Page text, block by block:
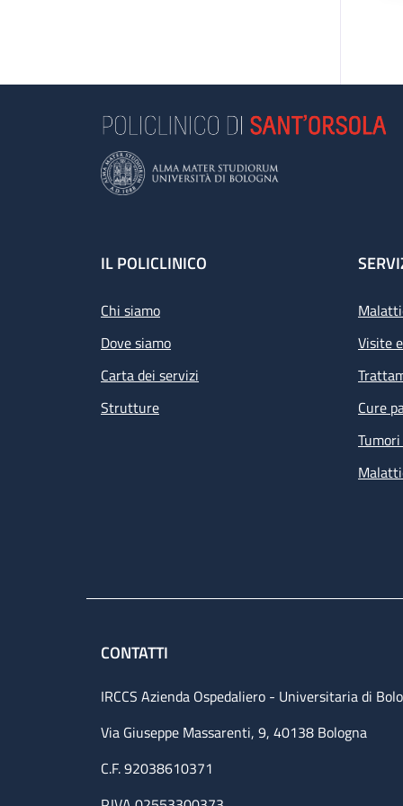
Footer
IL POLICLINICO
Chi siamo
Dove siamo
Carta dei servizi
Strutture
Visite
Cure
CONTATTI
IRCCS Azienda Ospedaliero - Universitaria di
Via Giuseppe Massarenti, 9, 40138 Bologna
C.F. 92038610371